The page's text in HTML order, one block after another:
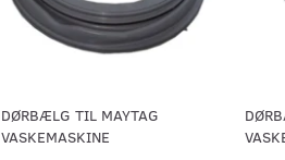
DØRBÆLG TIL MAYTAG
VASKEMASKINE